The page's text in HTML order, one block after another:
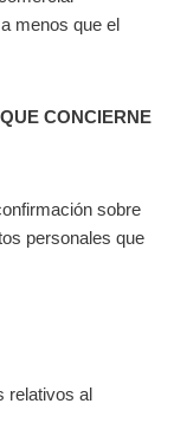
menos que el
CONCIERNE
sobre
personales que
relativos al